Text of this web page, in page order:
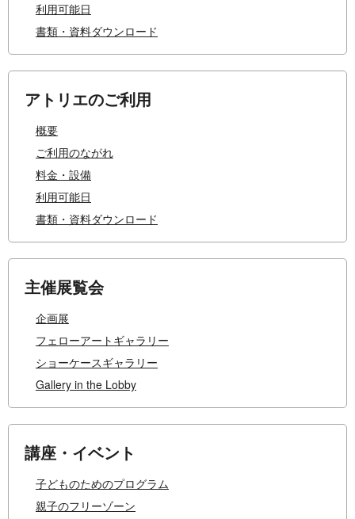
利用可能日
書類・資料ダウンロード
アトリエのご利用
概要
ご利用のながれ
料金・設備
利用可能日
書類・資料ダウンロード
主催展覧会
企画展
フェローアートギャラリー
ショーケースギャラリー
Gallery in the Lobby
講座・イベント
子どものためのプログラム
親子のフリーゾーン